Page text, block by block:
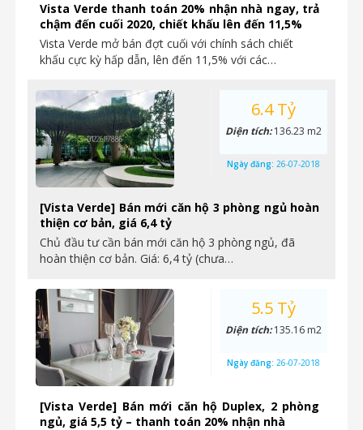
Vista Verde thanh toán 20% nhận nhà ngay, trả
chậm đến cuối 2020, chiết khấu lên đến 11,5%
Vista Verde mở bán đợt cuối với chính sách chiết
khấu cực kỳ hấp dẫn, lên đến 11,5% với các…
[Vista Verde] Bán mới căn hộ 3 phòng ngủ hoàn
thiện cơ bản, giá 6,4 tỷ
Chủ đầu tư cần bán mới căn hộ 3 phòng ngủ, đã
hoàn thiện cơ bản. Giá: 6,4 tỷ (chưa…
6.4 Tỷ
Diện tích:136.23 m2
Ngày đăng: 26-07-2018
[Vista Verde] Bán mới căn hộ Duplex, 2 phòng
ngủ, giá 5,5 tỷ – thanh toán 20% nhận nhà
5.5 Tỷ
Diện tích:135.16 m2
Ngày đăng: 26-07-2018